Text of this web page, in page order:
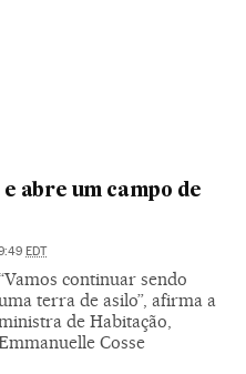
abre um campo de
EDT
continuar sendo
terra de asilo”, afirma a
de Habitação,
Cosse